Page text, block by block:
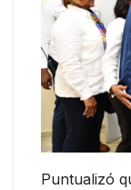
Puntualizó